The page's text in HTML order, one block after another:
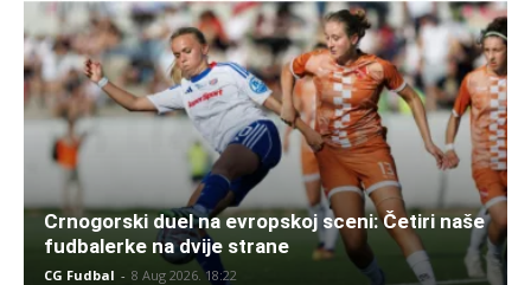
Crnogorski duel na evropskoj sceni: Četiri naše
fudbalerke na dvije strane
CG Fudbal - 8 Aug 2026. 18:22